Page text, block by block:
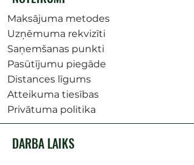
Maksājuma metodes
Uzņēmuma rekvizīti
Saņemšanas punkti
Pasūtījumu piegāde
Distances līgums
Atteikuma tiesības
Privātuma politika
DARBA LAIKS